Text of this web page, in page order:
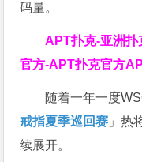
码量。
APT扑克-亚洲
官方-APT扑克官方
随着一年一度
戒指夏季巡回赛 」热
续展开。